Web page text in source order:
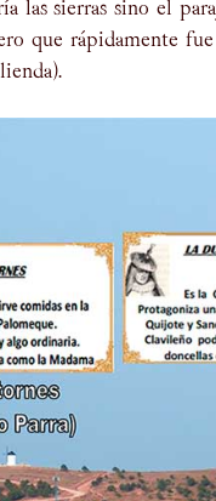
las sierras sino el
que rápidamente